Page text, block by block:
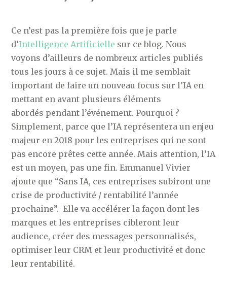
Ce n’est pas la première fois que je parle
d’Intelligence Artificielle sur ce blog. Nous
voyons d’ailleurs de nombreux articles publiés
tous les jours à ce sujet. Mais il me semblait
important de faire un nouveau focus sur l’IA en
mettant en avant plusieurs éléments
abordés pendant l’événement. Pourquoi ?
Simplement, parce que l’IA représentera un enjeu
majeur en 2018 pour les entreprises qui ne sont
pas encore prêtes cette année. Mais attention, l’IA
est un moyen, pas une fin. Emmanuel Vivier
ajoute que “Sans IA, ces entreprises subiront une
crise de productivité / rentabilité l’année
prochaine”. Elle va accélérer la façon dont les
marques et les entreprises cibleront leur
audience, créer des messages personnalisés,
optimiser leur CRM et leur productivité et donc
leur rentabilité.